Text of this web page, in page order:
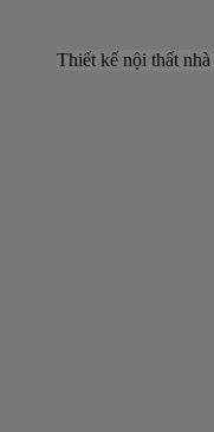
Thiết kế nội thất